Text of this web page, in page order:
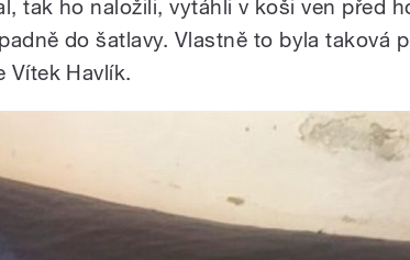
tak ho naložili, vytáhli v koši ven před
do šatlavy. Vlastně to byla taková
Vítek Havlík.